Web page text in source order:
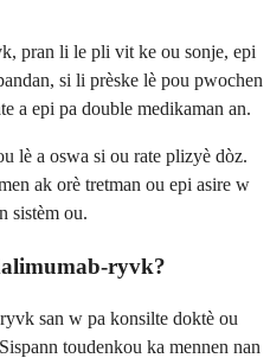
pran li le pli vit ke ou sonje, epi
si li prèske lè pou pwochen
a epi pa double medikaman an.
lè a oswa si ou rate plizyè dòz.
ak orè tretman ou epi asire w
sistèm ou.
ryvk?
san w pa konsilte doktè ou
toudenkou ka mennen nan